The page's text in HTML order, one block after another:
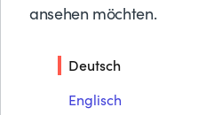
ansehen möchten.
Deutsch
Englisch